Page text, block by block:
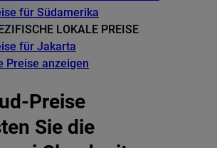
für Südamerika
LOKALE PREISE
für Jakarta
Preise anzeigen
Preise
Sie die